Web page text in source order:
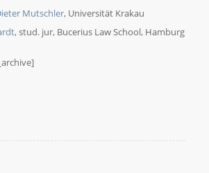
Mutschler, Universität Krakau
, stud. jur, Bucerius Law School, Hamburg